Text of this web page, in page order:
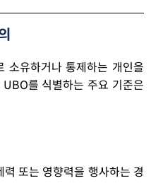
소유하거나 통제하는 개인을
를 식별하는 주요 기준은
또는 영향력을 행사하는 경